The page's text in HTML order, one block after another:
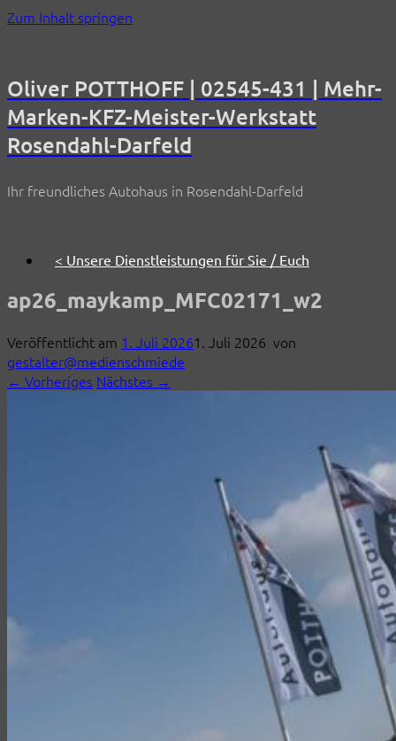
Zum Inhalt springen
Oliver POTTHOFF | 02545-431 | Mehr-
Marken-KFZ-Meister-Werkstatt
Rosendahl-Darfeld
Ihr freundliches Autohaus in Rosendahl-Darfeld
< Unsere Dienstleistungen für Sie / Euch
ap26_maykamp_MFC02171_w2
Veröffentlicht am 1. Juli 20261. Juli 2026 von
gestalter@medienschmiede
← Vorheriges Nächstes →